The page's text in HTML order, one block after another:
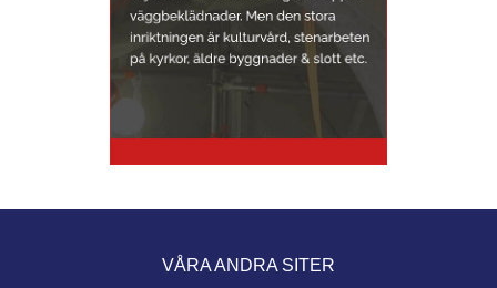
VÅRA ANDRA SITER